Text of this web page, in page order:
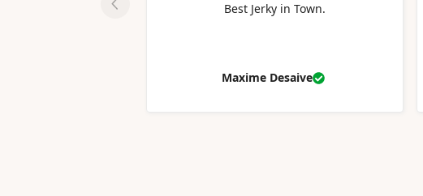
Maxime Desaive
Best Jerky in Town.